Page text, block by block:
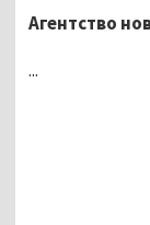
Агентство
...